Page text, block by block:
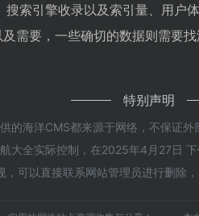
索引擎收录以及索引量、用户
需要，一些确切的数据则需要
特别声明
的海洋CMS都来源于网络，不保证
大全实际控制，在2025年4月27日
可以直接联系网站管理员进行删除